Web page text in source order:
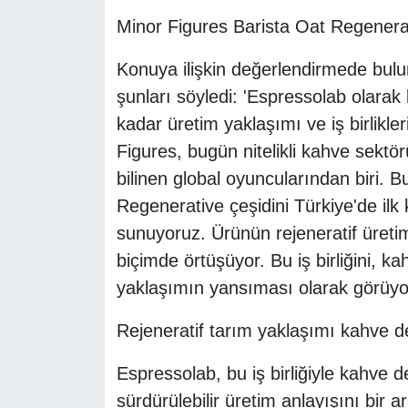
Minor Figures Barista Oat
Konuya ilişkin değerlendirmede
şunları söyledi: 'Espressolab
kadar üretim yaklaşımı ve iş
Figures, bugün nitelikli kahve
bilinen global oyuncularından biri.
Regenerative çeşidini Türkiye'de ilk
sunuyoruz. Ürünün rejeneratif
biçimde örtüşüyor. Bu iş birliğini,
yaklaşımın yansıması olarak
Rejeneratif tarım yaklaşımı kahve
Espressolab, bu iş birliğiyle kahve
sürdürülebilir üretim anlayışını bir